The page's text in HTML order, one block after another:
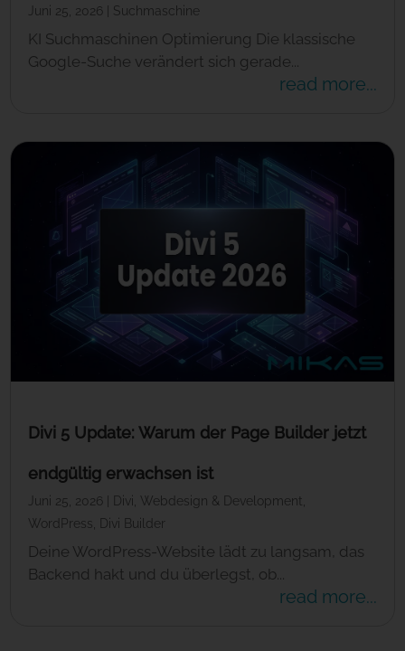
Juni 25, 2026 Suchmaschine
KI Suchmaschinen Optimierung Die klassische
Google-Suche verändert sich gerade...
read more...
Divi 5 Update: Warum der Page Builder jetzt
endgültig erwachsen ist
Juni 25, 2026 Divi Webdesign & Development
WordPress
Divi Builder
Deine WordPress-Website lädt zu langsam, das
Backend hakt und du überlegst, ob...
read more...